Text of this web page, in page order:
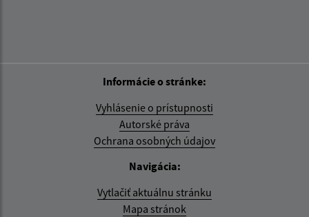
Informácie o stránke:
Vyhlásenie o prístupnosti
Autorské práva
Ochrana osobných údajov
Navigácia:
Vytlačiť aktuálnu stránku
Mapa stránok